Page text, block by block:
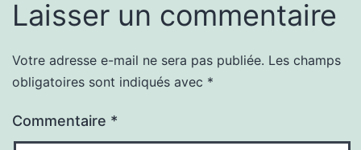
Laisser un commentaire
Votre adresse e-mail ne sera pas publiée. Les champs
obligatoires sont indiqués avec *
Commentaire *